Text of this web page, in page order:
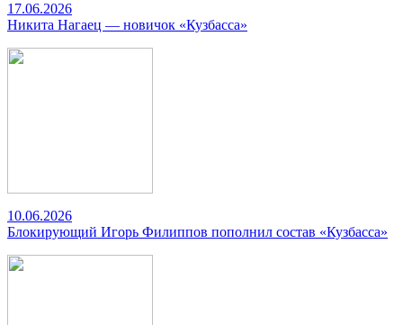
17.06.2026
Никита Нагаец — новичок «Кузбасса»
10.06.2026
Блокирующий Игорь Филиппов пополнил состав «Кузбасса»